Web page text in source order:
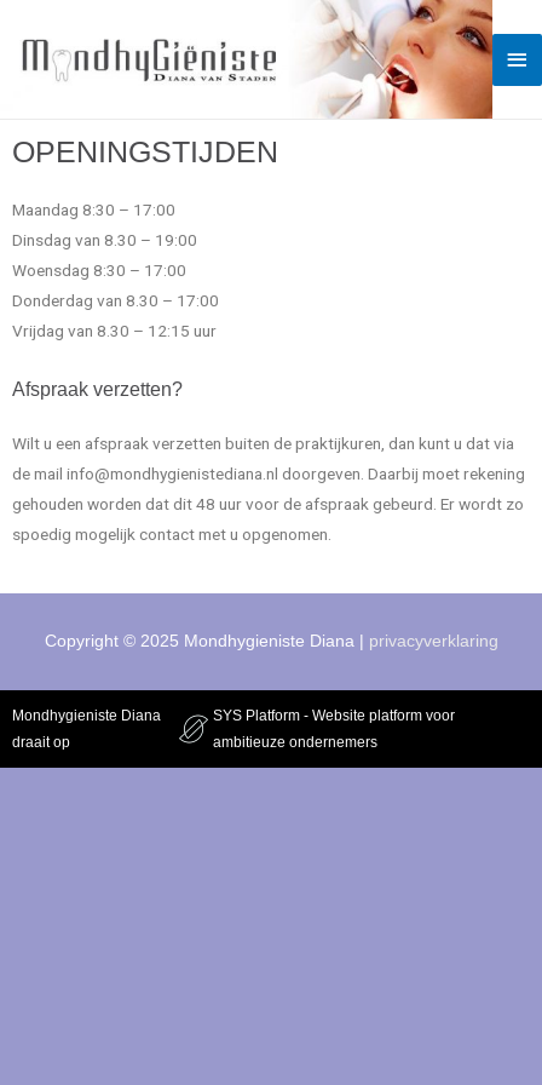
OPENINGSTIJDEN
Maandag 8:30 – 17:00
Dinsdag van 8.30 – 19:00
Woensdag 8:30 – 17:00
Donderdag van 8.30 – 17:00
Vrijdag van 8.30 – 12:15 uur
Afspraak verzetten?
Wilt u een afspraak verzetten buiten de praktijkuren, dan kunt u dat via
de mail info@mondhygienistediana.nl doorgeven. Daarbij moet rekening
gehouden worden dat dit 48 uur voor de afspraak gebeurd. Er wordt zo
spoedig mogelijk contact met u opgenomen.
Copyright © 2025 Mondhygieniste Diana| privacyverklaring
Mondhygieniste Diana
draait op
SYS Platform - Website platform voor
ambitieuze ondernemers